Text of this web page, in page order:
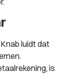
luidt dat
is